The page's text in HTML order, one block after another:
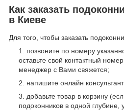
Как заказать
в Киеве
Для того, чтобы заказать
позвоните по номеру
оставьте свой контактный
менеджер с Вами свяжется;
напишите онлайн
добавьте товар в корзину
подоконников в одной